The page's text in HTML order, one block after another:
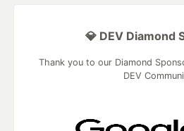
💎 DEV Diamond
Thank you to our Diamond
DEV